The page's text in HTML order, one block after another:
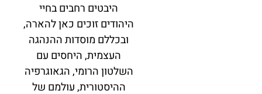
היבטים רחבים בחיי
היהודים זוכים כאן להארה,
ובכללם מוסדות ההנהגה
העצמית, היחסים עם
השלטון הרומי, הגאוגרפיה
ההיסטורית, עולמם של